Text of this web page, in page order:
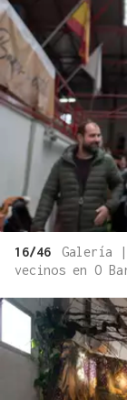
16/46
Galería |
vecinos en O